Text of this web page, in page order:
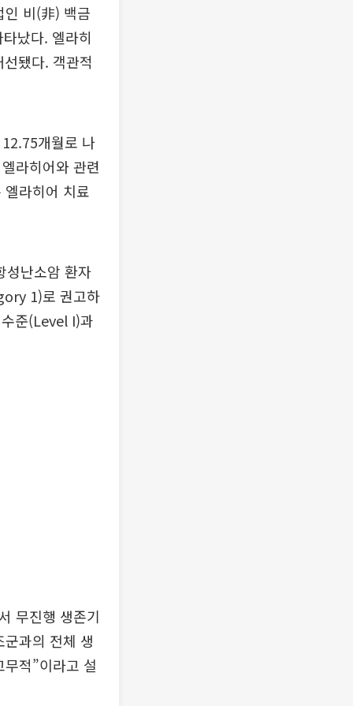
인 비(非) 백금
났다. 엘라히
됐다. 객관적
개월로 나
라히어와 관련
라히어 치료
성난소암 환자
1)로 권고하
준(Level I)과
무진행 생존기
과의 전체 생
적”이라고 설